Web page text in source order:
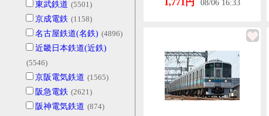
東武鉄道 (5501)
京成電鉄 (1158)
名古屋鉄道(名鉄) (4896)
近畿日本鉄道(近鉄)
(5546)
京阪電気鉄道 (1565)
阪急電鉄 (2621)
阪神電気鉄道 (874)
1,771円 08/06 16:33